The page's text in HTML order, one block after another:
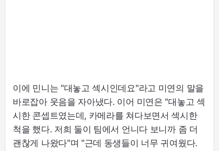
이에 민니는 "대놓고 섹시인데요"라고 미연의 말을
바로잡아 웃음을 자아냈다. 이어 미연은 "대놓고 섹
시한 콘셉트였는데, 카메라를 쳐다보면서 섹시한
척을 했다. 저희 둘이 팀에서 언니다 보니까 좀 더
괜찮게 나왔다"며 "근데 동생들이 너무 귀여웠다.